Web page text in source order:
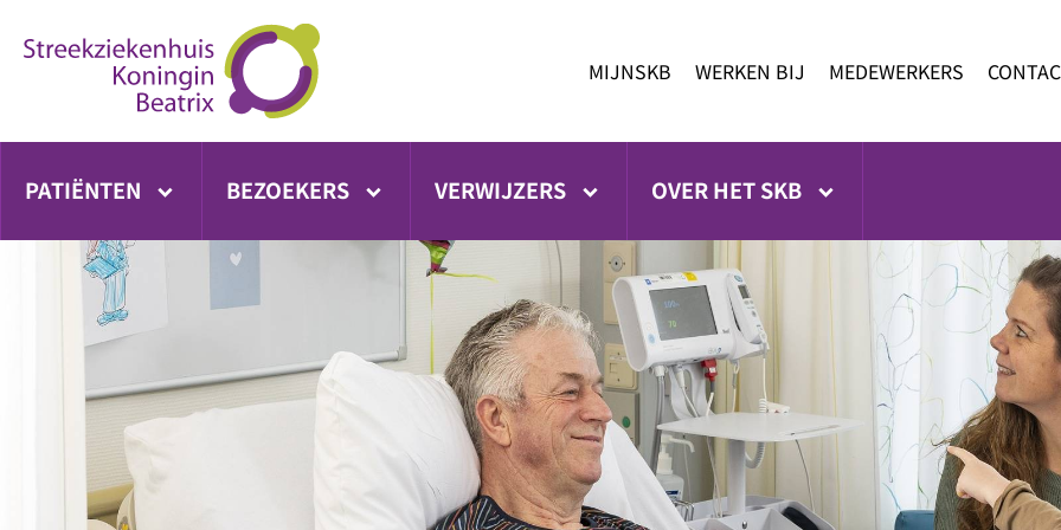
direct
MIJNSKB WERKEN BIJ MEDEWERKERS
PATIËNTEN BEZOEKERS VERWIJZERS OVER HET SKB